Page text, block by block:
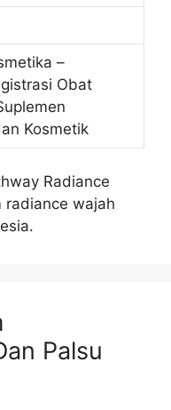
–
Obat
Kosmetik
Radiance
radiance wajah
Palsu